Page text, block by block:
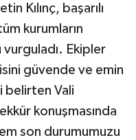
Kılınç, başarılı
kurumların
Ekipler
güvende ve emin
belirten Vali
konuşmasında
son durumumuzu